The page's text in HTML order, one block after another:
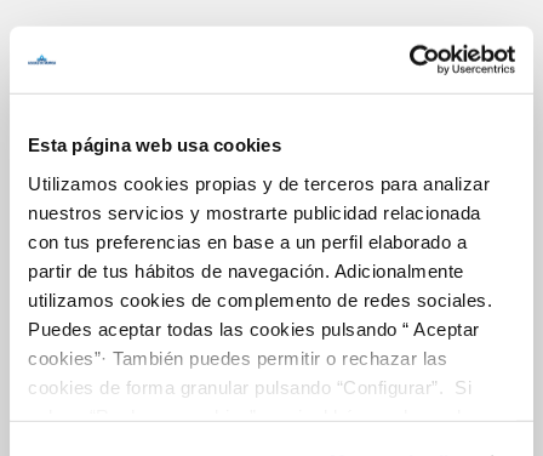
Esta página web usa cookies
Utilizamos cookies propias y de terceros para analizar
nuestros servicios y mostrarte publicidad relacionada
con tus preferencias en base a un perfil elaborado a
partir de tus hábitos de navegación. Adicionalmente
utilizamos cookies de complemento de redes sociales.
Puedes aceptar todas las cookies pulsando “ Aceptar
cookies”· También puedes permitir o rechazar las
cookies de forma granular pulsando “Configurar”. Si
MY ACCOUNT
OTHER PROCEDURES
Your Service
ABOUT YOUR BILLING
CUSTOMER SERVICES
SERVICE COMMITMENT